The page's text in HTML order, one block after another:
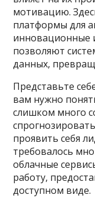
мотивацию.
платформы для
инновационные
позволяют
данных,
Представьте
вам нужно
слишком много
проявить себя
требовалось
облачные
работу,
доступном виде.